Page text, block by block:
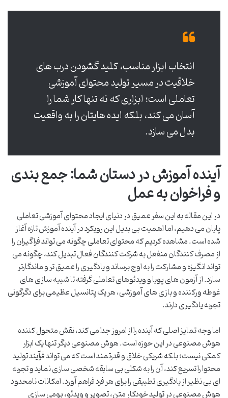
انتخاب ابزار مناسب، کلید گشودن درب های
خلاقیت در مسیر تولید محتوای آموزشی
تعاملی است؛ ابزاری که نه تنها کار شما را
آسان می کند، بلکه ایده هایتان را به واقعیت
بدل می سازد.
آینده آموزش در دستان شما: جمع بندی
و فراخوان به عمل
در این مقاله به این سفر عمیق در دنیای ایجاد محتوای آموزشی تعاملی
پایان می دهیم، اما اهمیت بی بدیل این رویکرد در آینده آموزش تازه آغاز
شده است. مشاهده کردیم که محتوای تعاملی چگونه می تواند فراگیران را
از مصرف کنندگان منفعل به شرکت کنندگان فعال تبدیل کند، چگونه می
تواند انگیزه و مشارکت را به اوج برساند و یادگیری را عمیق تر و ماندگارتر
سازد. از آزمون های پویا و ویدئوهای تعاملی گرفته تا شبیه سازی های
غوطه ورکننده و بازی های آموزشی، هر یک پتانسیل عظیمی برای دگرگونی
تجربه یادگیری دارند.
اما وجه تمایز اصلی که آینده را از امروز جدا می کند، نقش متحول کننده
هوش مصنوعی در این حوزه است. هوش مصنوعی دیگر تنها یک ابزار
کمکی نیست؛ بلکه شریکی خلاق و قدرتمند است که می تواند فرآیند تولید
محتوا را تسریع کند، آن را به شکلی بی سابقه شخصی سازی نماید و تجربه
ای بی نظیر از یادگیری تطبیقی را برای هر فرد فراهم آورد. امکانات نامحدود
هوش مصنوعی در تولید خودکار متن، تصویر و ویدئو، بومی سازی